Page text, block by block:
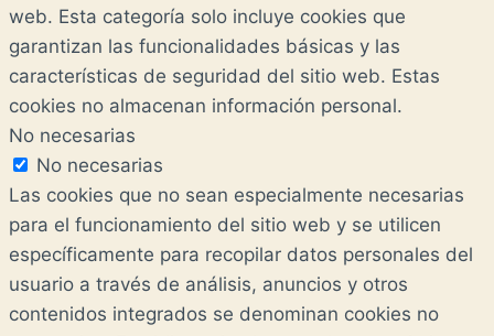
web. Esta categoría solo incluye cookies que
garantizan las funcionalidades básicas y las
características de seguridad del sitio web. Estas
cookies no almacenan información personal.
No necesarias
No necesarias
Las cookies que no sean especialmente necesarias
para el funcionamiento del sitio web y se utilicen
específicamente para recopilar datos personales del
usuario a través de análisis, anuncios y otros
contenidos integrados se denominan cookies no